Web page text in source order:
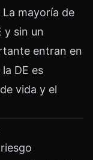
La mayoría de
y sin un
entran en
DE es
vida y el